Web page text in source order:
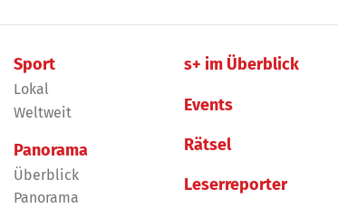
Sport
Lokal
Weltweit
Panorama
Überblick
Panorama
s+ im Überblick
Events
Rätsel
Leserreporter